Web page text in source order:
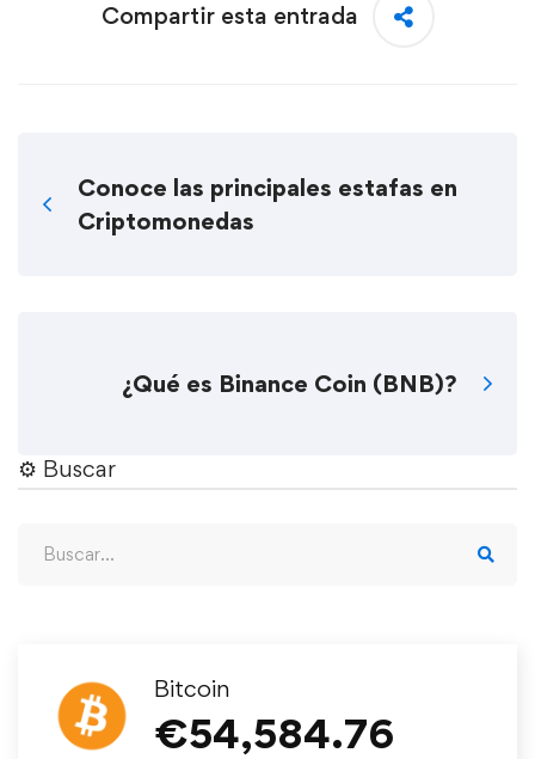
Compartir esta entrada
Conoce las principales estafas en
Criptomonedas
¿Qué es Binance Coin (BNB)?
⚙︎ Buscar
Bitcoin
€54,584.76